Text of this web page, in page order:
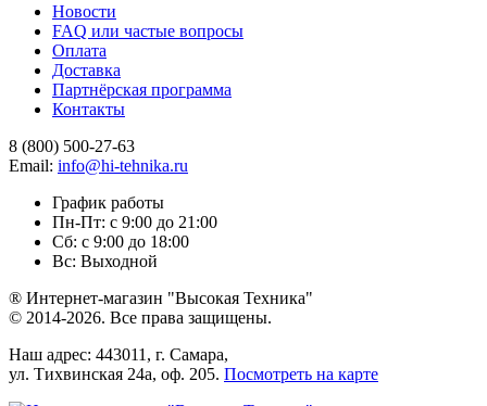
Новости
FAQ или частые вопросы
Оплата
Доставка
Партнёрская программа
Контакты
8 (800) 500-27-63
Email: info@hi-tehnika.ru
График работы
Пн-Пт: с 9:00 до 21:00
Сб: с 9:00 до 18:00
Вс: Выходной
® Интернет-магазин "Высокая Техника"
© 2014-2026. Все права защищены.
Наш адрес: 443011, г. Самара,
ул. Тихвинская 24а, оф. 205. Посмотреть на карте